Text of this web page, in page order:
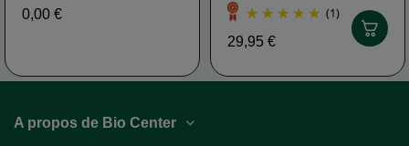
cardíaca
0,00 €
Biothalassol
(1)
29,95 €
A propos de Bio Center